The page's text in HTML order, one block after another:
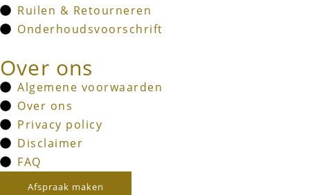
Ruilen & Retourneren
Onderhoudsvoorschrift
Over ons
Algemene voorwaarden
Over ons
Privacy policy
Disclaimer
FAQ
Afspraak maken